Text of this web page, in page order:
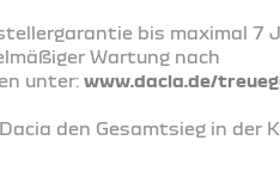
bis maximal 7
Wartung nach
unter:www.dacia.de/
den Gesamtsieg in der